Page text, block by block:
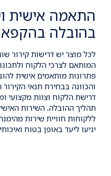
התאמה אישית
בהובלה
לכל מוצר יש דרישות קירור
המותאם לצרכי הלקוח
פתרונות מותאמים אישית
והכוונה בבחירת תנאי
דרישת הלקוח וצוות מקצועי
תהליך ההובלה. השירות
ללקוחות חוויית שירות
יגיעו ליעד באופן בטוח